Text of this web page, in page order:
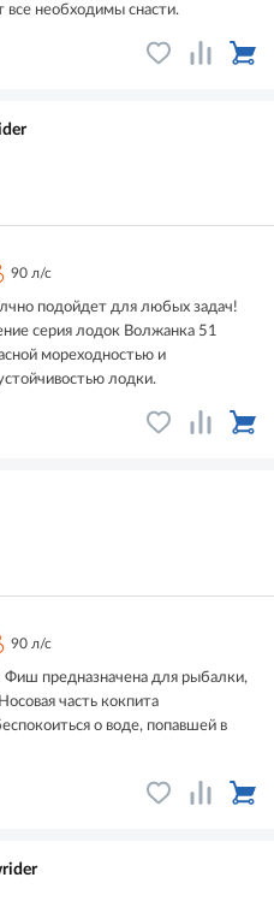
все необходимы снасти.
90 л/с
подойдет для любых задач!
серия лодок Волжанка 51
мореходностью и
лодки.
90 л/с
Фиш предназначена для рыбалки,
часть кокпита
о воде, попавшей в